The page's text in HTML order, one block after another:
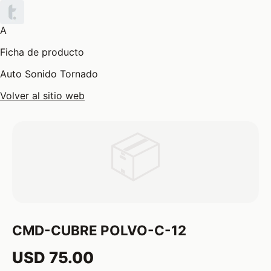
A
Ficha de producto
Auto Sonido Tornado
Volver al sitio web
CMD-CUBRE POLVO-C-12
USD 75.00